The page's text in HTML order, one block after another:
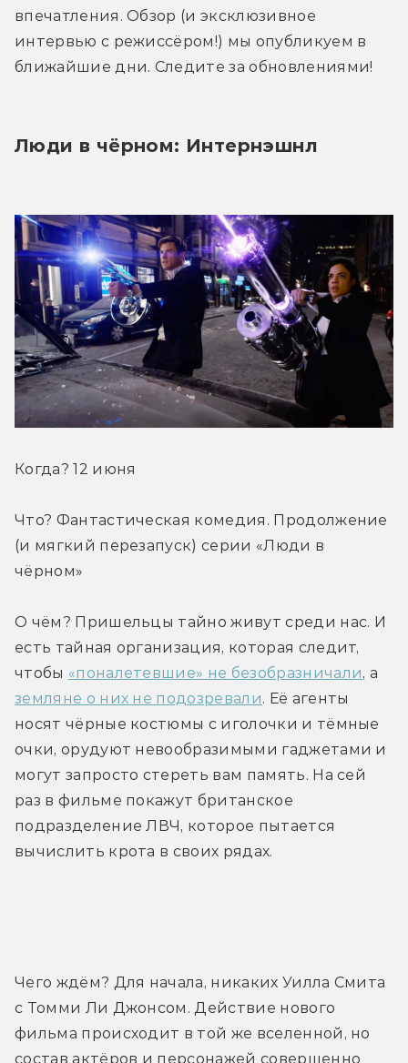
впечатления. Обзор (и эксклюзивное
интервью с режиссёром!) мы опубликуем в
ближайшие дни. Следите за обновлениями!
Люди в чёрном: Интернэшнл
Когда? 12 июня
Что? Фантастическая комедия. Продолжение
(и мягкий перезапуск) серии «Люди в
чёрном»
О чём? Пришельцы тайно живут среди нас. И
есть тайная организация, которая следит,
чтобы «поналетевшие» не безобразничали
земляне о них не подозревали. Её агенты
носят чёрные костюмы с иголочки и тёмные
очки, орудуют невообразимыми гаджетами и
могут запросто стереть вам память. На сей
раз в фильме покажут британское
подразделение ЛВЧ, которое пытается
вычислить крота в своих рядах.
Чего ждём? Для начала, никаких Уилла Смита
с Томми Ли Джонсом. Действие нового
фильма происходит в той же вселенной, но
состав актёров и персонажей совершенно